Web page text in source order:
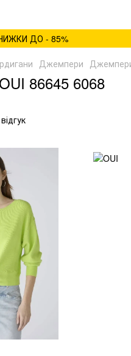
ДО - 85%
Джемпери
86645 6068